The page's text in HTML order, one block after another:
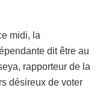
midi, la
dit être au
rapporteur de la
désireux de voter